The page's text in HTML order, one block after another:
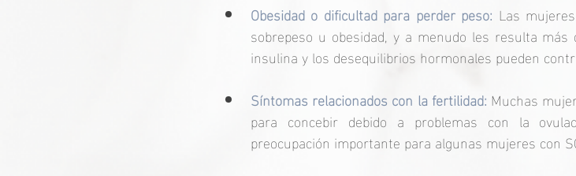
Obesidad o dificultad para perder peso: Las
sobrepeso u obesidad, y a menudo les resulta
insulina y los desequilibrios hormonales pueden
Síntomas relacionados con la fertilidad: Muchas
para concebir debido a problemas con la
preocupación importante para algunas mujeres con